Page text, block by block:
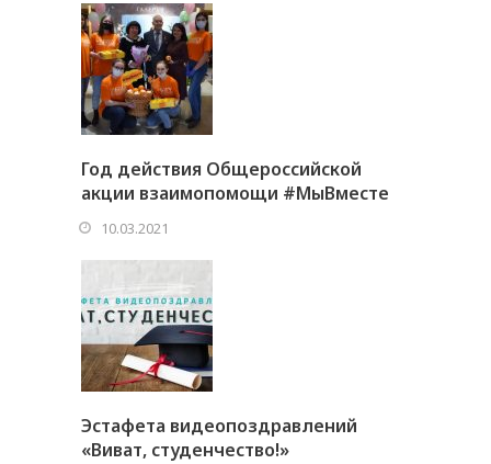
Год действия Общероссийской
акции взаимопомощи #МыВместе
10.03.2021
Эстафета видеопоздравлений
«Виват, студенчество!»